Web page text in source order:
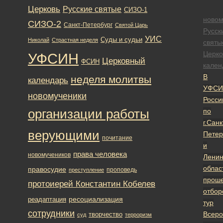
В
по
и
тур
Церковь Русские святые СИЗО-1
СИЗО-2 Санкт-Петербург Святой Царь
Николай Страстная неделя Суды и судьи УИС
УФСИН ФСИН Церковный
календарь неделя молитвы
новомученики
организации работы
верующими почитание
новомучеников права человека
правосудие преступление проповедь
протоиерей Константин Кобелев
реадаптация ресоциализация
сотрудники суд творчество терроризм